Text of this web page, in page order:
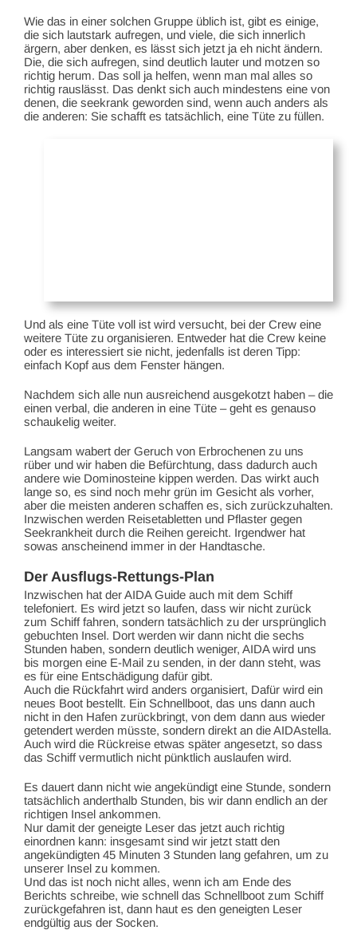
Wie das in einer solchen Gruppe üblich ist, gibt es einige,
die sich lautstark aufregen, und viele, die sich innerlich
ärgern, aber denken, es lässt sich jetzt ja eh nicht ändern.
Die, die sich aufregen, sind deutlich lauter und motzen so
richtig herum. Das soll ja helfen, wenn man mal alles so
richtig rauslässt. Das denkt sich auch mindestens eine von
denen, die seekrank geworden sind, wenn auch anders als
die anderen: Sie schafft es tatsächlich, eine Tüte zu füllen.
Und als eine Tüte voll ist wird versucht, bei der Crew eine
weitere Tüte zu organisieren. Entweder hat die Crew keine
oder es interessiert sie nicht, jedenfalls ist deren Tipp:
einfach Kopf aus dem Fenster hängen.
Nachdem sich alle nun ausreichend ausgekotzt haben – die
einen verbal, die anderen in eine Tüte – geht es genauso
schaukelig weiter.
Langsam wabert der Geruch von Erbrochenen zu uns
rüber und wir haben die Befürchtung, dass dadurch auch
andere wie Dominosteine kippen werden. Das wirkt auch
lange so, es sind noch mehr grün im Gesicht als vorher,
aber die meisten anderen schaffen es, sich zurückzuhalten.
Inzwischen werden Reisetabletten und Pflaster gegen
Seekrankheit durch die Reihen gereicht. Irgendwer hat
sowas anscheinend immer in der Handtasche.
Der Ausflugs-Rettungs-Plan
Inzwischen hat der AIDA Guide auch mit dem Schiff
telefoniert. Es wird jetzt so laufen, dass wir nicht zurück
zum Schiff fahren, sondern tatsächlich zu der ursprünglich
gebuchten Insel. Dort werden wir dann nicht die sechs
Stunden haben, sondern deutlich weniger, AIDA wird uns
bis morgen eine E-Mail zu senden, in der dann steht, was
es für eine Entschädigung dafür gibt.
Auch die Rückfahrt wird anders organisiert, Dafür wird ein
neues Boot bestellt. Ein Schnellboot, das uns dann auch
nicht in den Hafen zurückbringt, von dem dann aus wieder
getendert werden müsste, sondern direkt an die AIDAstella.
Auch wird die Rückreise etwas später angesetzt, so dass
das Schiff vermutlich nicht pünktlich auslaufen wird.
Es dauert dann nicht wie angekündigt eine Stunde, sondern
tatsächlich anderthalb Stunden, bis wir dann endlich an der
richtigen Insel ankommen.
Nur damit der geneigte Leser das jetzt auch richtig
einordnen kann: insgesamt sind wir jetzt statt den
angekündigten 45 Minuten 3 Stunden lang gefahren, um zu
unserer Insel zu kommen.
Und das ist noch nicht alles, wenn ich am Ende des
Berichts schreibe, wie schnell das Schnellboot zum Schiff
zurückgefahren ist, dann haut es den geneigten Leser
endgültig aus der Socken.